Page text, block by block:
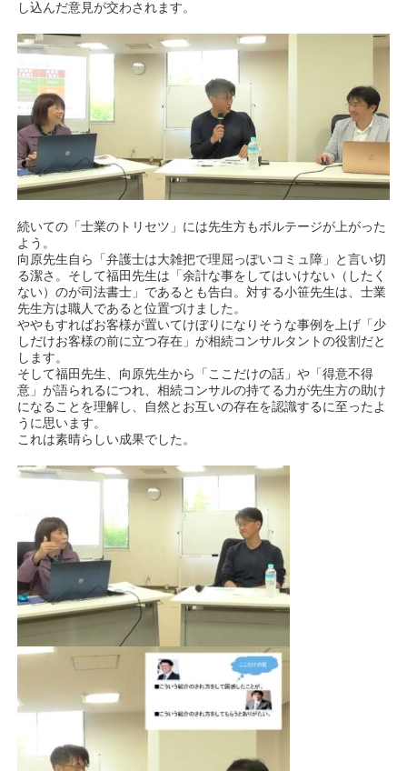
し込んだ意見が交わされます。
続いての「士業のトリセツ」には先生方もボルテージが上がった
よう。
向原先生自ら「弁護士は大雑把で理屈っぽいコミュ障」と言い切
る潔さ。そして福田先生は「余計な事をしてはいけない（したく
ない）のが司法書士」であるとも告白。対する小笹先生は、士業
先生方は職人であると位置づけました。
ややもすればお客様が置いてけぼりになりそうな事例を上げ「少
しだけお客様の前に立つ存在」が相続コンサルタントの役割だと
します。
そして福田先生、向原先生から「ここだけの話」や「得意不得
意」が語られるにつれ、相続コンサルの持てる力が先生方の助け
になることを理解し、自然とお互いの存在を認識するに至ったよ
うに思います。
これは素晴らしい成果でした。